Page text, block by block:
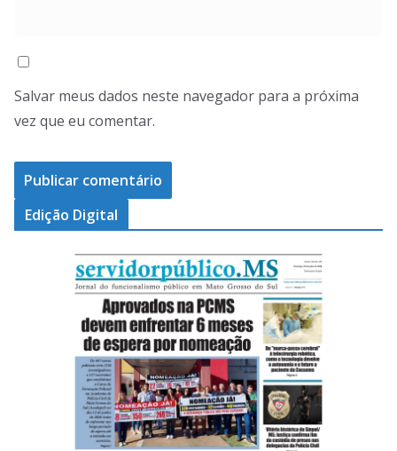
Salvar meus dados neste navegador para a próxima
vez que eu comentar.
Edição Digital